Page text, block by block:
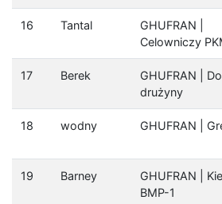
16 Tantal
GHUFRAN |
Celowniczy
17 Berek
GHUFRAN |
drużyny
18 wodny GHUFRAN |
19 Barney
GHUFRAN |
BMP-1